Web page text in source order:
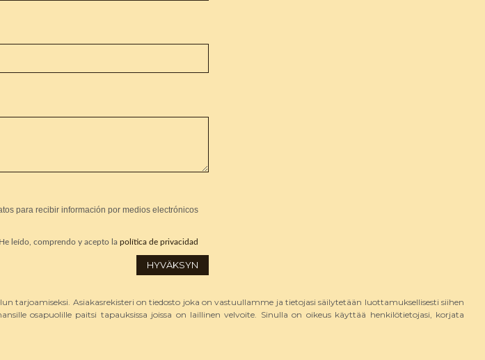
para recibir información por medios electrónicos
He leído, comprendo y acepto la política de privacidad
HYVÄKSYN
tarjoamiseksi. Asiakasrekisteri on tiedosto joka on vastuullamme ja tietojasi säilytetään luottamuksellisesti siihen
osapuolille paitsi tapauksissa joissa on laillinen velvoite. Sinulla on oikeus käyttää henkilötietojasi, korjata